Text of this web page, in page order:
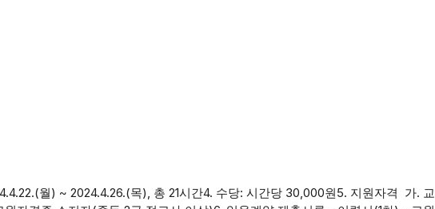
월) ~ 2024.4.26.(목), 총 21시간4. 수당: 시간당 30,000원5. 지원자격 가. 교